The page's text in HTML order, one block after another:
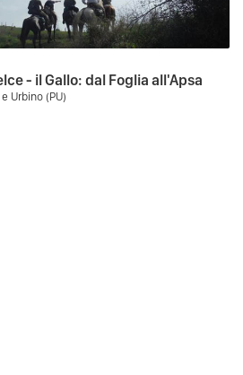
- il Gallo: dal Foglia all'Apsa
Urbino (PU)